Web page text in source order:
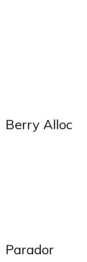
Berry Alloc
Parador